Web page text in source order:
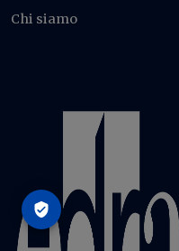
Chi siamo